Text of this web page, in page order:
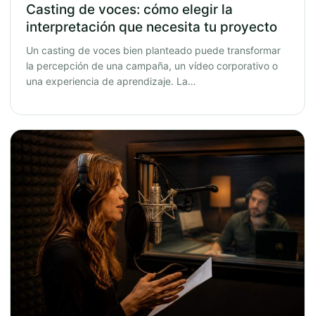
Casting de voces: cómo elegir la
interpretación que necesita tu proyecto
Un casting de voces bien planteado puede transformar
la percepción de una campaña, un vídeo corporativo o
una experiencia de aprendizaje. La…